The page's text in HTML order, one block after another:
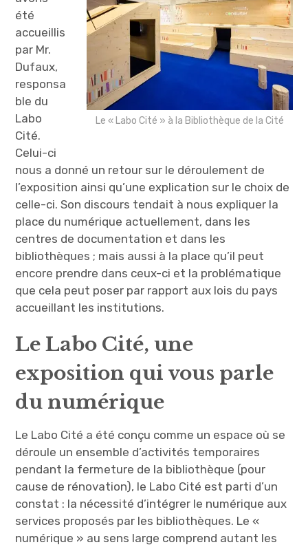
Le « Labo Cité » à la Bibliothèque de la Cité
été
accueillis
par Mr.
Dufaux,
responsa
ble du
Labo
Cité.
Celui-ci
nous a donné un retour sur le déroulement de
l’exposition ainsi qu’une explication sur le choix de
celle-ci. Son discours tendait à nous expliquer la
place du numérique actuellement, dans les
centres de documentation et dans les
bibliothèques ; mais aussi à la place qu’il peut
encore prendre dans ceux-ci et la problématique
que cela peut poser par rapport aux lois du pays
accueillant les institutions.
Le Labo Cité, une
exposition qui vous parle
du numérique
Le Labo Cité a été conçu comme un espace où se
déroule un ensemble d’activités temporaires
pendant la fermeture de la bibliothèque (pour
cause de rénovation), le Labo Cité est parti d’un
constat : la nécessité d’intégrer le numérique aux
services proposés par les bibliothèques. Le «
numérique » au sens large comprend autant les